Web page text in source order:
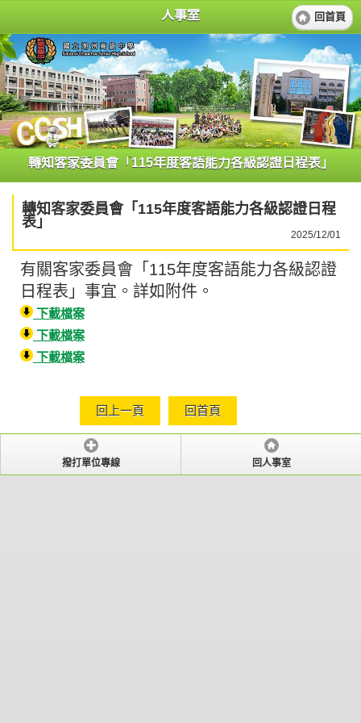
人事室 回首頁
轉知客家委員會「115年度客語能力各級認證日程表」
轉知客家委員會「115年度客語能力各級認證日程
表」
2025/12/01
有關客家委員會「115年度客語能力各級認證
日程表」事宜。詳如附件。
下載檔案
下載檔案
下載檔案
回上一頁 回首頁
撥打單位專線 回人事室